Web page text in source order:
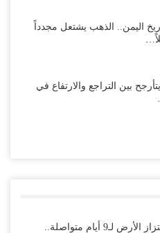
اليمن.. الذهب يشتعل مجدداً
بين التراجع والارتفاع في
ما السر وراء اهتزاز الأرض لـ9 أيام متواصلة..